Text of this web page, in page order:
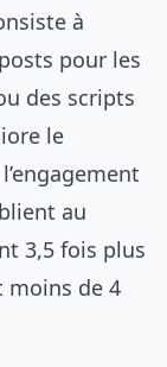
à
pour les
des scripts
le
au
3,5 fois plus
moins de 4